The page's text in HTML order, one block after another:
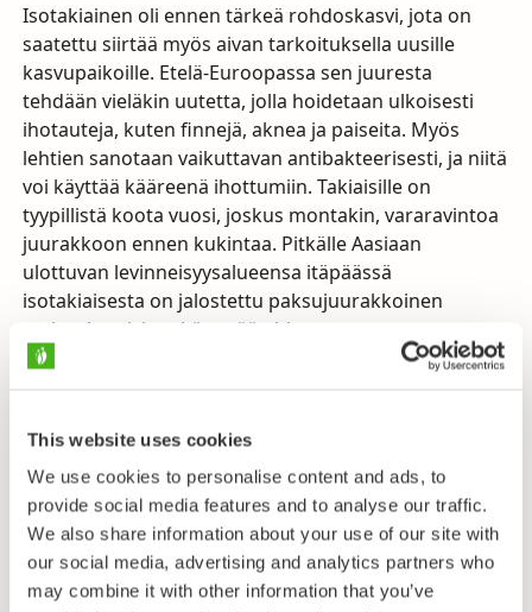
This website uses cookies
We use cookies to personalise content and ads, to
provide social media features and to analyse our traffic.
We also share information about your use of our site with
our social media, advertising and analytics partners who
may combine it with other information that you’ve
Isotakiainen oli ennen tärkeä rohdoskasvi, jota on
saatettu siirtää myös aivan tarkoituksella uusille
kasvupaikoille. Etelä-Euroopassa sen juuresta
tehdään vieläkin uutetta, jolla hoidetaan ulkoisesti
ihotauteja, kuten finnejä, aknea ja paiseita. Myös
lehtien sanotaan vaikuttavan antibakteerisesti, ja niitä
voi käyttää kääreenä ihottumiin. Takiaisille on
tyypillistä koota vuosi, joskus montakin, vararavintoa
juurakkoon ennen kukintaa. Pitkälle Aasiaan
ulottuvan levinneisyysalueensa itäpäässä
isotakiaisesta on jalostettu paksujuurakkoinen
ravintokasvi, jota käytetään hieman samaan tapaan
kuin meilläkin juureksena tuttua mustajuurta
se on kerättäväksi melko harvinainenkin. Eniten sitä
on jäljellä Hämeenlinnan seudulla.
Isotakiaisen erottaa muista takiaisistamme (yleensä
lähes) seitittömistä, huiskiloina sijaitsevista
mykeröistään ja mykerösuomujen keltaisista
koukkukärjistä. Isotakiaista paljon yleisempiä ovat